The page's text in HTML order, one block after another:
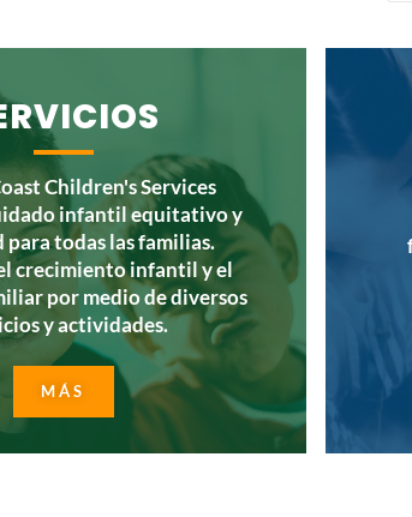
Children's Services
infantil equitativo y
para todas las familias.
crecimiento infantil y el
por medio de diversos
y actividades.
MÁS